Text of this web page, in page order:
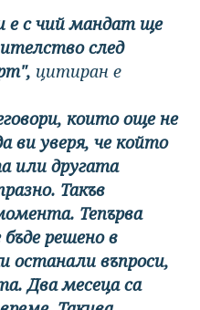
е с чий мандат ще
след
цитиран е
които още не
ви уверя, че който
или другата
Такъв
Тепърва
решено в
останали въпроси,
Два месеца са